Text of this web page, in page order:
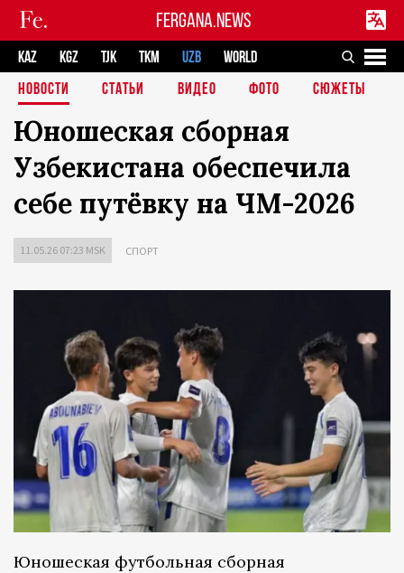
FERGANA.NEWS
KAZ KGZ TJK TKM UZB
WORLD
НОВОСТИ
СТАТЬИ ВИДЕО ФОТО СЮЖЕТЫ
Юношеская сборная
Узбекистана обеспечила
себе путёвку на ЧМ-2026
11.05.26 07:23 MSK СПОРТ
Юношеская футбольная сборная